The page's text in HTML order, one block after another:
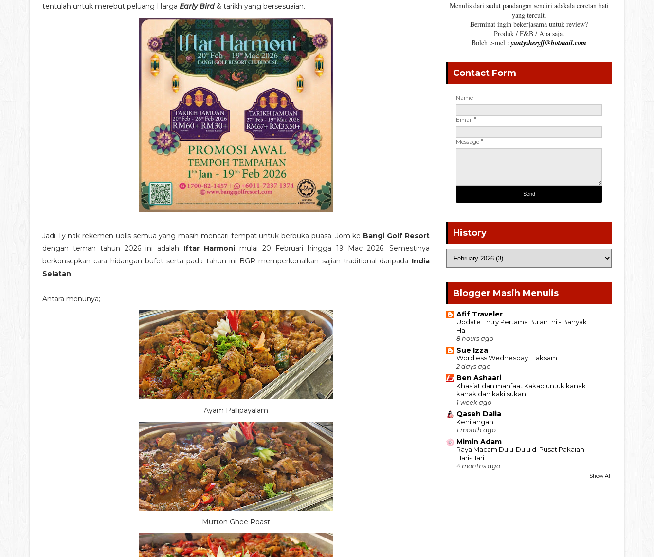
tentulah untuk merebut peluang Harga Early Bird & tarikh yang bersesuaian.
Jadi Ty nak rekemen uolls semua yang masih mencari tempat untuk berbuka puasa. Jom ke Bangi Golf Resort
dengan teman tahun 2026 ini adalah Iftar Harmoni mulai 20 Februari hingga 19 Mac 2026. Semestinya
berkonsepkan cara hidangan bufet serta pada tahun ini BGR memperkenalkan sajian traditional daripada India
Selatan.
Antara menunya;
Ayam Pallipayalam
Mutton Ghee Roast
Menulis dari sudut pandangan sendiri adakala coretan hati
yang tercuit.
Berminat ingin bekerjasama untuk review?
Produk / F&B / Apa saja.
Boleh e-mel : yantysheryff@hotmail.com
Contact Form
Name
Email *
Message *
History
Blogger Masih Menulis
Afif Traveler
Update Entry Pertama Bulan Ini - Banyak
Hal
8 hours ago
Sue Izza
Wordless Wednesday : Laksam
2 days ago
Ben Ashaari
Khasiat dan manfaat Kakao untuk kanak
kanak dan kaki sukan !
1 week ago
Qaseh Dalia
Kehilangan
1 month ago
Mimin Adam
Raya Macam Dulu-Dulu di Pusat Pakaian
Hari-Hari
4 months ago
Show All